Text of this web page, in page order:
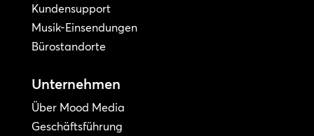
Kundensupport
Musik-Einsendungen
Bürostandorte
Unternehmen
Über Mood Media
Geschäftsführung